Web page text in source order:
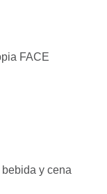
y cena